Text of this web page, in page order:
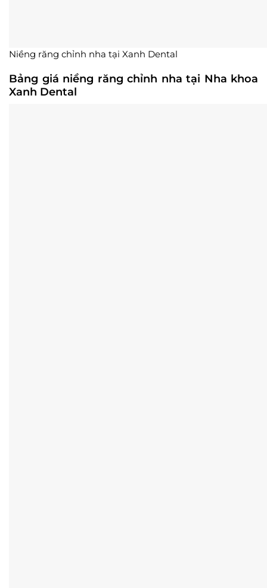
Niềng răng chỉnh nha tại Xanh Dental
Bảng giá niềng răng chỉnh nha tại Nha khoa
Xanh Dental